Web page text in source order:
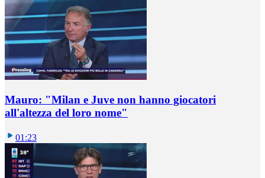
Mauro: "Milan e Juve non hanno giocatori
all'altezza del loro nome"
01:23